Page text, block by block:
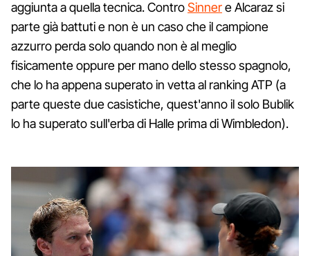
aggiunta a quella tecnica. ControSinnere Alcaraz si
parte già battuti e non è un caso che il campione
azzurro perda solo quando non è al meglio
fisicamente oppure per mano dello stesso spagnolo,
che lo ha appena superato in vetta al ranking ATP (a
parte queste due casistiche, quest'anno il solo Bublik
lo ha superato sull'erba di Halle prima di Wimbledon).